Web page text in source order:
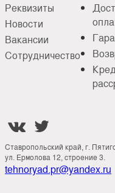
Реквизиты
Новости
Вакансии
Сотрудничество
 
Ставропольский край, г.
ул. Ермолова 12, строение 3.
tehnoryad.pr@yandex.ru